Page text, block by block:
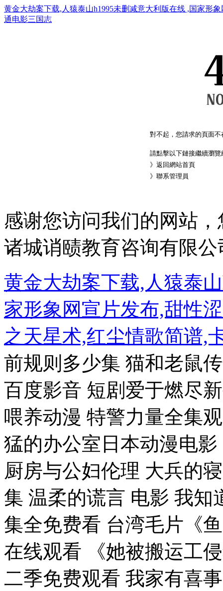
黄金大劫案下载,人猿泰山h1995未删减意大利版在线 ,国家形
通电影三国志
對不起，您請求的頁面
請點擊以下鏈接繼續瀏覽
》 返回網站首頁
》 聯系管理員
感谢您访问我们的网站
诸城诮赜教育咨询有限公
黄金大劫案下载,人猿泰
家形象网宣片发布,甜性
之天星术,红尘情歌简谱,